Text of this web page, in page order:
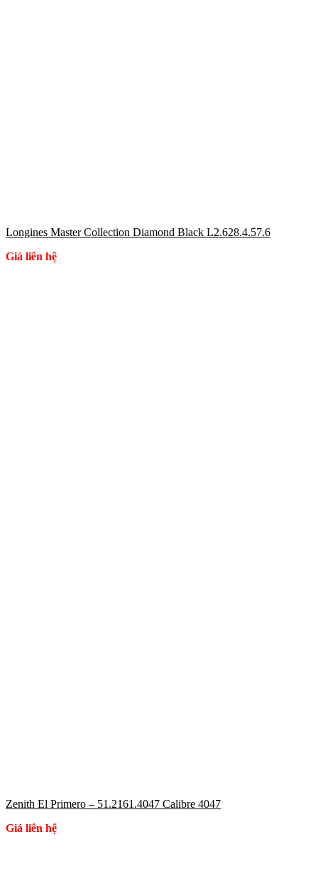
Longines Master Collection Diamond Black L2.628.4.57.6
Giá liên hệ
Zenith El Primero – 51.2161.4047 Calibre 4047
Giá liên hệ